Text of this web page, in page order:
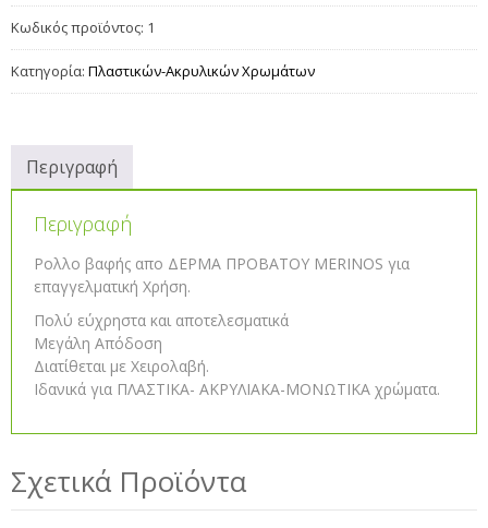
Κωδικός προϊόντος: 1
Κατηγορία: Πλαστικών-Ακρυλικών Χρωμάτων
Περιγραφή
Περιγραφή
Ρολλο βαφής απο ΔΕΡΜΑ ΠΡΟΒΑΤΟΥ MERINOS για
επαγγελματική Χρήση.
Πολύ εύχρηστα και αποτελεσματικά
Μεγάλη Απόδοση
Διατίθεται με Χειρολαβή.
Ιδανικά για ΠΛΑΣΤΙΚΑ- ΑΚΡΥΛΙΑΚΑ-ΜΟΝΩΤΙΚΑ χρώματα.
Σχετικά Προϊόντα